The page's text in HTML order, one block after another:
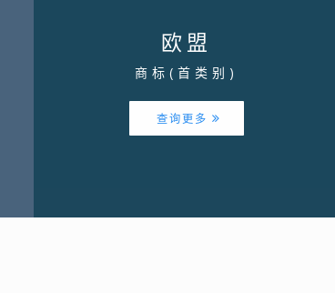
欧盟
商标(首类别)
查询更多